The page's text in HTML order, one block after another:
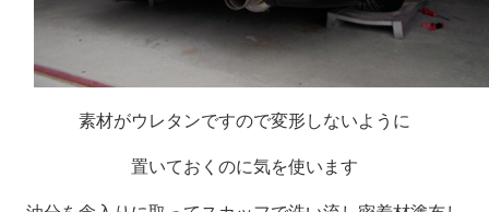
素材がウレタンですので変形しないように
置いておくのに気を使います